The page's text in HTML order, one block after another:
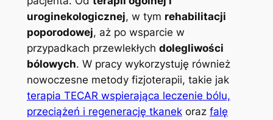
uroginekologicznej, w tym rehabilitacji
poporodowej, aż po wsparcie w
przypadkach przewlekłych dolegliwości
bólowych. W pracy wykorzystuję również
nowoczesne metody fizjoterapii, takie jak
terapia TECAR wspierająca leczenie bólu,
przeciążeń i regenerację tkanekoraz falę